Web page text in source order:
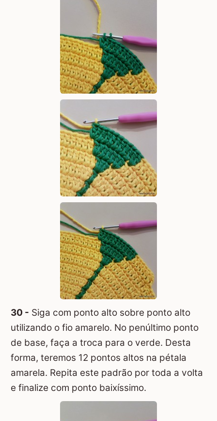
30 - Siga com ponto alto sobre ponto alto
utilizando o fio amarelo. No penúltimo ponto
de base, faça a troca para o verde. Desta
forma, teremos 12 pontos altos na pétala
amarela. Repita este padrão por toda a volta
e finalize com ponto baixíssimo.